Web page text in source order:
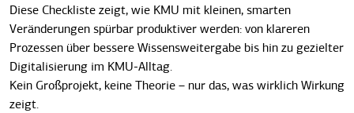
Diese Checkliste zeigt, wie KMU mit kleinen, smarten
Veränderungen spürbar produktiver werden: von klareren
Prozessen über bessere Wissensweitergabe bis hin zu gezielter
Digitalisierung im KMU-Alltag.
Kein Großprojekt, keine Theorie – nur das, was wirklich Wirkung
zeigt.